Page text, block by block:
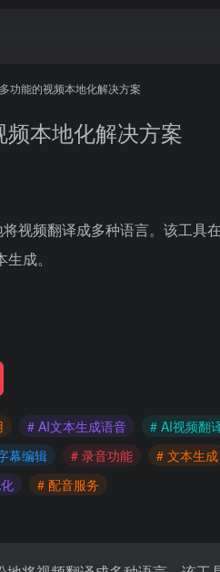
功能的视频本地化解决方案
本地化解决方案
视频翻译成多种语言。该工具
成。
# AI文本生成语音 # AI视频翻
幕编辑 # 录音功能 # 文本生成
# 配音服务